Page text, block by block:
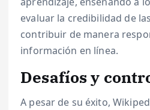
evaluar la credibilidad de
contribuir de manera
información en línea.
Desafíos y
A pesar de su éxito,